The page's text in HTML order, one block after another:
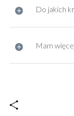
Do jakich
Mam